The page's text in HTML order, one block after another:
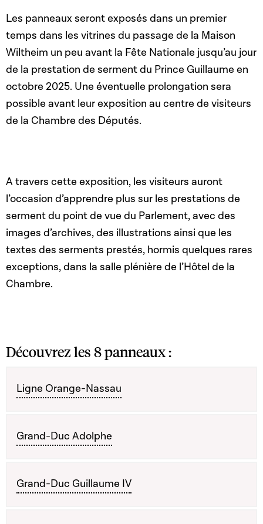
Les panneaux seront exposés dans un premier
temps dans les vitrines du passage de la Maison
Wiltheim un peu avant la Fête Nationale jusqu’au jour
de la prestation de serment du Prince Guillaume en
octobre 2025. Une éventuelle prolongation sera
possible avant leur exposition au centre de visiteurs
de la Chambre des Députés.
A travers cette exposition, les visiteurs auront
l’occasion d’apprendre plus sur les prestations de
serment du point de vue du Parlement, avec des
images d’archives, des illustrations ainsi que les
textes des serments prestés, hormis quelques rares
exceptions, dans la salle plénière de l’Hôtel de la
Chambre.
Découvrez les 8 panneaux :
Ligne Orange-Nassau
Grand-Duc Adolphe
Grand-Duc Guillaume IV